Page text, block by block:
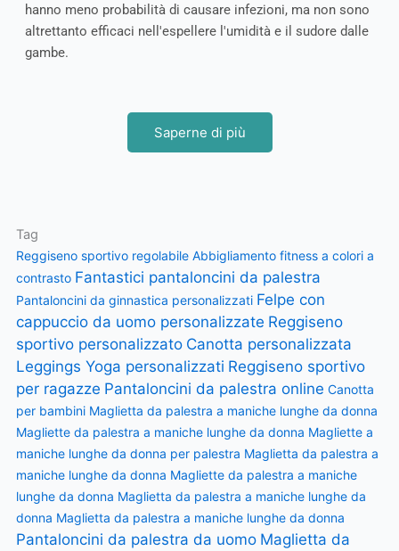
hanno meno probabilità di causare infezioni, ma non sono
altrettanto efficaci nell'espellere l'umidità e il sudore dalle
gambe.
Saperne di più
Tag
Reggiseno sportivo regolabile Abbigliamento fitness a colori a
contrasto Fantastici pantaloncini da palestra
Pantaloncini da ginnastica personalizzati Felpe con
cappuccio da uomo personalizzate Reggiseno
sportivo personalizzato Canotta personalizzata
Leggings Yoga personalizzati Reggiseno sportivo
per ragazze Pantaloncini da palestra online Canotta
per bambini Maglietta da palestra a maniche lunghe da donna
Magliette da palestra a maniche lunghe da donna Magliette a
maniche lunghe da donna per palestra Maglietta da palestra a
maniche lunghe da donna Magliette da palestra a maniche
lunghe da donna Maglietta da palestra a maniche lunghe da
donna Maglietta da palestra a maniche lunghe da donna
Pantaloncini da palestra da uomo Maglietta da